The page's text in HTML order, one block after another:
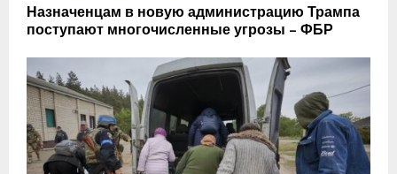
Назначенцам в новую администрацию Трампа
поступают многочисленные угрозы – ФБР